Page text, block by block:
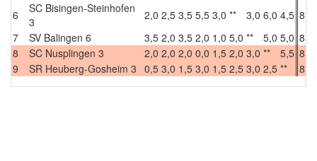
6
SC Bisingen-Steinhofen
3
2,0 2,5 3,5 5,5 3,0 ** 3,0 6,0 4,5 8
7
SV Balingen 6 3,5 2,0 3,5 2,0 1,0 5,0 ** 5,0 5,0 8
8
SC Nusplingen 3 2,0 2,0 2,0 0,0 1,5 2,0 3,0 ** 5,5 8
9
SR Heuberg-Gosheim 3 0,5 3,0 1,5 3,0 1,5 2,5 3,0 2,5 ** 8